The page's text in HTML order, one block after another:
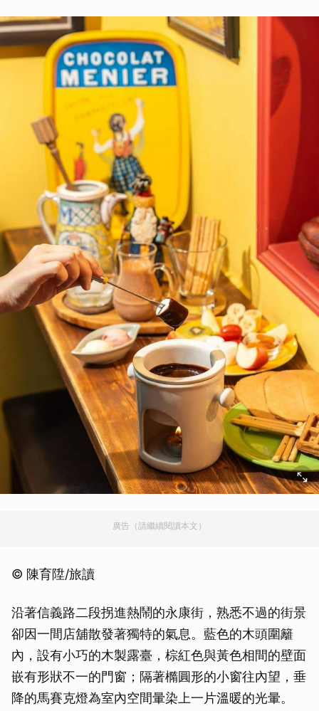
廣告（請繼續閱讀本文）
© 陳育陞/旅讀
沿著信義路二段拐進熱鬧的永康街，熟悉不過的街景
卻因一間店舖散發著獨特的氣息。藍色的木頭圍籬
內，設有小巧的木製露臺，棕紅色與黃色相間的壁面
嵌有形狀不一的門窗；隔著橢圓形的小窗往內望，垂
降的馬賽克燈為室內空間暈染上一片溫暖的光暈。